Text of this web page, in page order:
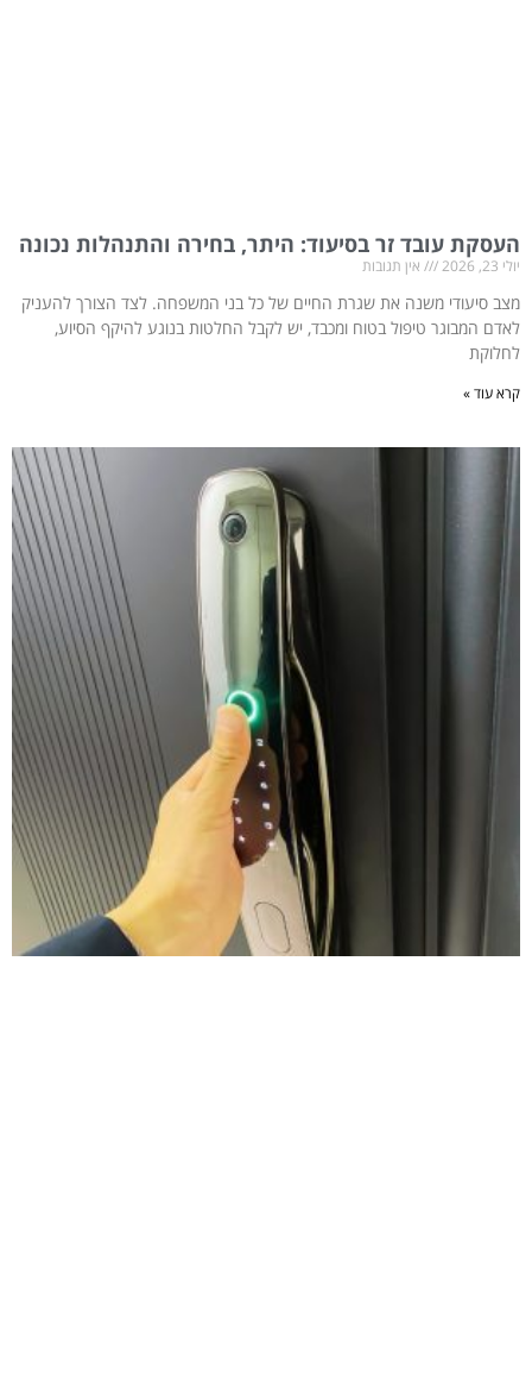
העסקת עובד זר בסיעוד: היתר, בחירה והתנהלות נכונה
יולי 23, 2026 אין תגובות
מצב סיעודי משנה את שגרת החיים של כל בני המשפחה. לצד הצורך להעניק
לאדם המבוגר טיפול בטוח ומכבד, יש לקבל החלטות בנוגע להיקף הסיוע,
לחלוקת
קרא עוד »